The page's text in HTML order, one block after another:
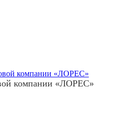
компании «ЛОРЕС»